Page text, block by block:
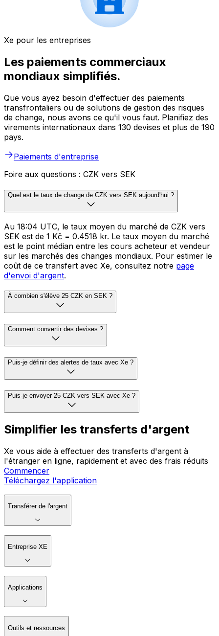
Xe pour les entreprises
Les paiements commerciaux
mondiaux simplifiés.
Que vous ayez besoin d'effectuer des paiements
transfrontaliers ou de solutions de gestion des risques
de change, nous avons ce qu'il vous faut. Planifiez des
virements internationaux dans 130 devises et plus de 190
pays.
Paiements d'entreprise
Foire aux questions : CZK vers SEK
Quel est le taux de change de CZK vers SEK aujourd'hui ?
Au 18:04 UTC, le taux moyen du marché de CZK vers
SEK est de 1 Kč = 0.4518 kr. Le taux moyen du marché
est le point médian entre les cours acheteur et vendeur
sur les marchés des changes mondiaux. Pour estimer le
coût de ce transfert avec Xe, consultez notre page
d'envoi d'argent.
À combien s'élève 25 CZK en SEK ?
Comment convertir des devises ?
Puis-je définir des alertes de taux avec Xe ?
Puis-je envoyer 25 CZK vers SEK avec Xe ?
Simplifier les transferts d'argent
Xe vous aide à effectuer des transferts d'argent à
l'étranger en ligne, rapidement et avec des frais réduits
Commencer
Téléchargez l'application
Transférer de l'argent
Entreprise XE
Applications
Outils et ressources